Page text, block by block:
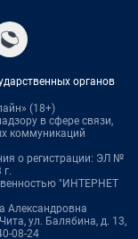
органов
(18+)
в сфере связи,
коммуникаций
о регистрации: ЭЛ №
"ИНТЕРНЕТ
Александровна
ул. Балябина, д. 13,
08-24